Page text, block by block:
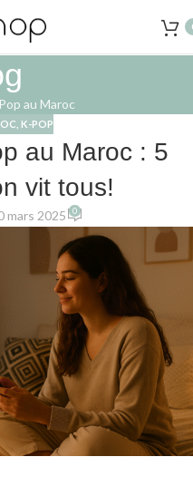
au Maroc
K-POP
au Maroc : 5
vit tous!
mars 2025 0